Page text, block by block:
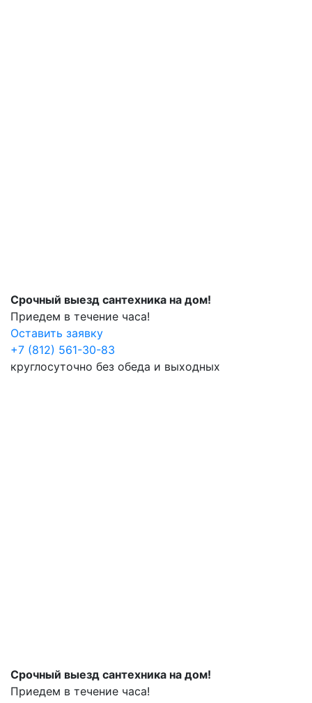
Срочный выезд сантехника на дом!
Приедем в течение часа!
Оставить заявку
+7 (812) 561-30-83
круглосуточно без обеда и выходных
Срочный выезд сантехника на дом!
Приедем в течение часа!